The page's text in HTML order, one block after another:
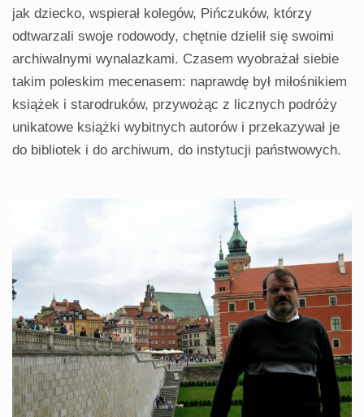
jak dziecko, wspierał kolegów, Pińczuków, którzy
odtwarzali swoje rodowody, chętnie dzielił się swoimi
archiwalnymi wynalazkami. Czasem wyobrażał siebie
takim poleskim mecenasem: naprawdę był miłośnikiem
książek i starodruków, przywożąc z licznych podróży
unikatowe książki wybitnych autorów i przekazywał je
do bibliotek i do archiwum, do instytucji państwowych.